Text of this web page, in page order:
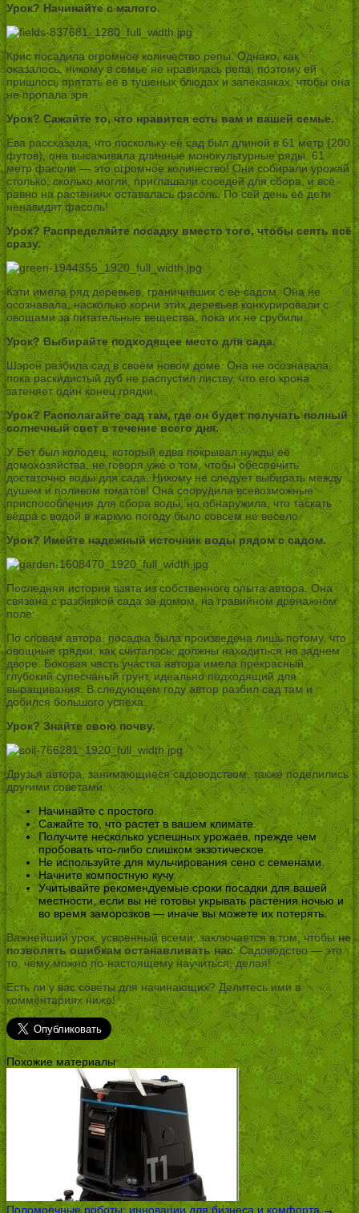
Урок? Начинайте с малого.
Крис посадила огромное количество репы. Однако, как
оказалось, никому в семье не нравилась репа, поэтому ей
пришлось прятать её в тушеных блюдах и запеканках, чтобы она
не пропала зря.
Урок? Сажайте то, что нравится есть вам и вашей семье.
Ева рассказала, что поскольку её сад был длиной в 61 метр (200
футов), она высаживала длинные монокультурные ряды. 61
метр фасоли — это огромное количество! Они собирали урожай
столько, сколько могли, приглашали соседей для сбора, и всё
равно на растениях оставалась фасоль. По сей день её дети
ненавидят фасоль!
Урок? Распределяйте посадку вместо того, чтобы сеять всё
сразу.
Кэти имела ряд деревьев, граничивших с её садом. Она не
осознавала, насколько корни этих деревьев конкурировали с
овощами за питательные вещества, пока их не срубили.
Урок? Выбирайте подходящее место для сада.
Шэрон разбила сад в своём новом доме. Она не осознавала,
пока раскидистый дуб не распустил листву, что его крона
затеняет один конец грядки.
Урок? Располагайте сад там, где он будет получать полный
солнечный свет в течение всего дня.
У Бет был колодец, который едва покрывал нужды её
домохозяйства, не говоря уже о том, чтобы обеспечить
достаточно воды для сада. Никому не следует выбирать между
душем и поливом томатов! Она соорудила всевозможные
приспособления для сбора воды, но обнаружила, что таскать
вёдра с водой в жаркую погоду было совсем не весело.
Урок? Имейте надежный источник воды рядом с садом.
Последняя история взята из собственного опыта автора. Она
связана с разбивкой сада за домом, на гравийном дренажном
поле.
По словам автора, посадка была произведена лишь потому, что
овощные грядки, как считалось, должны находиться на заднем
дворе. Боковая часть участка автора имела прекрасный,
глубокий супесчаный грунт, идеально подходящий для
выращивания. В следующем году автор разбил сад там и
добился большого успеха.
Урок? Знайте свою почву.
Друзья автора, занимающиеся садоводством, также поделились
другими советами:
Начинайте с простого.
Сажайте то, что растет в вашем климате.
Получите несколько успешных урожаев, прежде чем
пробовать что-либо слишком экзотическое.
Не используйте для мульчирования сено с семенами.
Начните компостную кучу.
Учитывайте рекомендуемые сроки посадки для вашей
местности, если вы не готовы укрывать растения ночью и
во время заморозков — иначе вы можете их потерять.
Важнейший урок, усвоенный всеми, заключается в том, чтобыне
позволять ошибкам останавливать нас. Садоводство — это
то, чему можно по-настоящему научиться, делая!
Есть ли у вас советы для начинающих? Делитесь ими в
комментариях ниже!
Похожие материалы
Поломоечные роботы: инновации для бизнеса и комфорта→